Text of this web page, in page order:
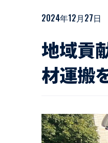
活動レポート
2024年12月27日
地域貢
材運搬